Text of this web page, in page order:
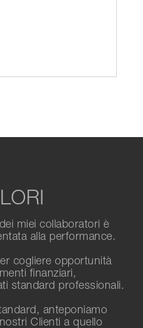
miei collaboratori è
alla performance.
cogliere opportunità
finanziari,
standard professionali.
anteponiamo
Clienti a quello